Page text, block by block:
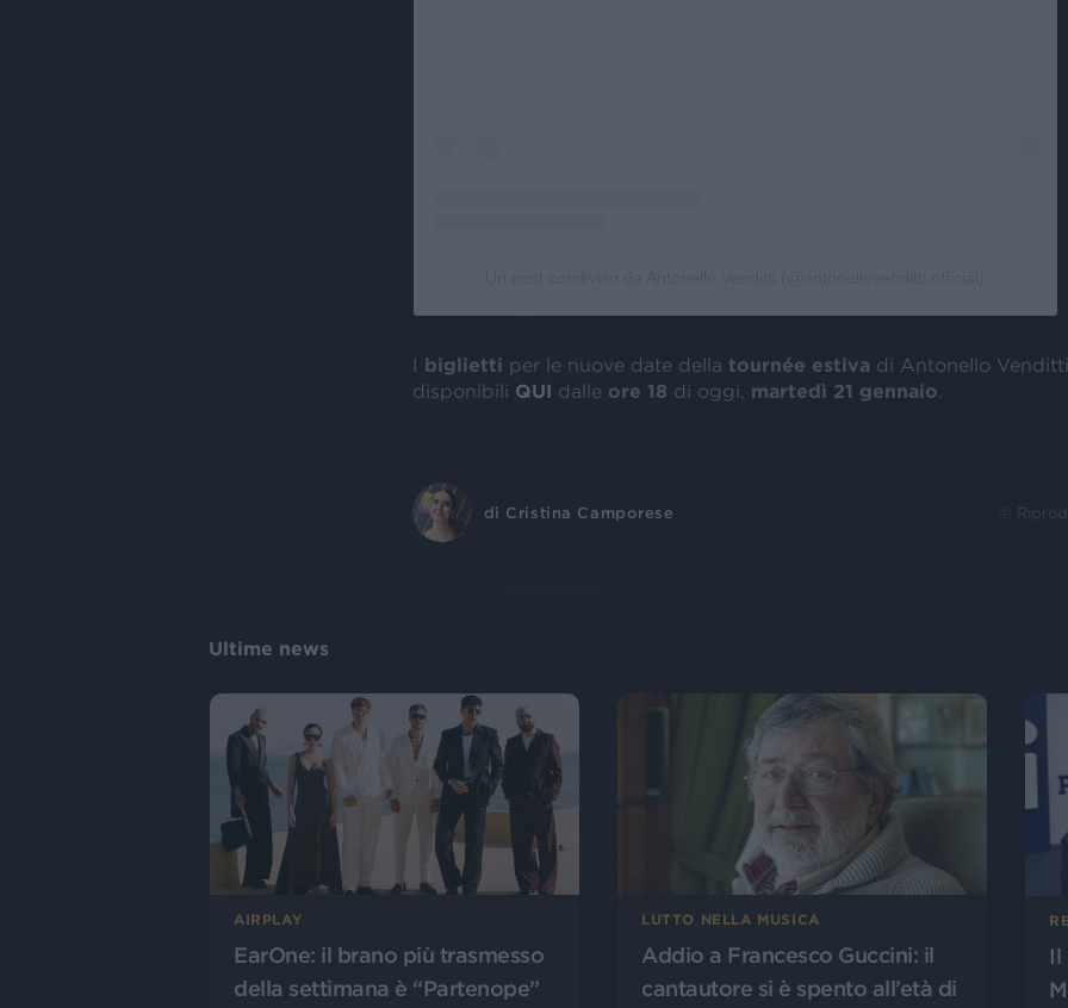
I biglietti per le nuove date della tournée estiva di Antonello
disponibili QUI dalle ore 18 di oggi, martedì 21 gennaio
di Cristina Camporese ©
Ultime news
AIRPLAY
EarOne: il brano più trasmesso
della settimana è “Partenope”
LUTTO NELLA MUSICA
Addio a Francesco Guccini: il
cantautore si è spento all’età di
Il